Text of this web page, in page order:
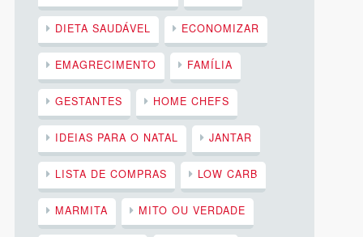
DIETA SAUDÁVEL ECONOMIZAR
EMAGRECIMENTO FAMÍLIA
GESTANTES HOME CHEFS
IDEIAS PARA O NATAL JANTAR
LISTA DE COMPRAS LOW CARB
MARMITA MITO OU VERDADE